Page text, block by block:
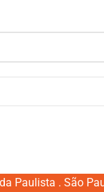
Paulista . São